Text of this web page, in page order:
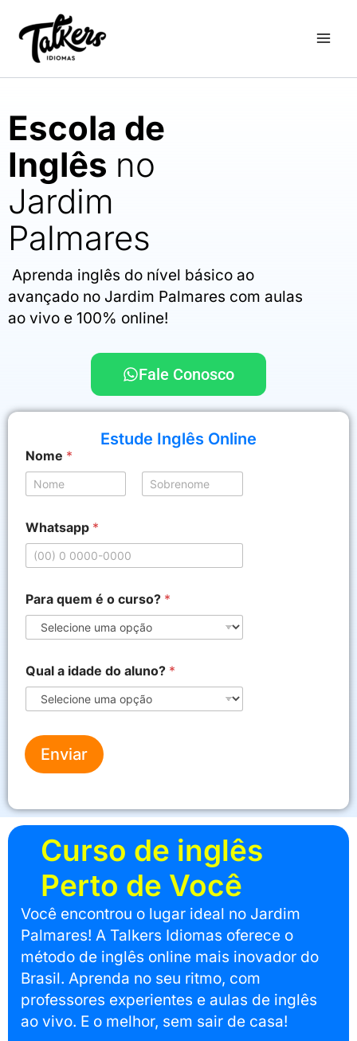
para
conteúdo
Escola de
Inglês no
Jardim
Palmares
Aprenda inglês do nível básico ao
avançado no Jardim Palmares com aulas
ao vivo e 100% online!
Fale Conosco
Estude Inglês Online
N
o
m
*
Nome *
Whatsapp *
Para quem é o curso? *
Qual a idade do aluno? *
Enviar
Curso de inglês
Perto de Você
Você encontrou o lugar ideal no Jardim
Palmares! A Talkers Idiomas oferece o
método de inglês online mais inovador do
Brasil. Aprenda no seu ritmo, com
professores experientes e aulas de inglês
ao vivo. E o melhor, sem sair de casa!